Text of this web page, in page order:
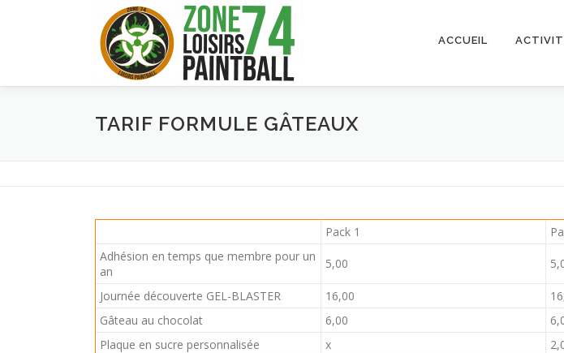
ACCUEIL
TARIF FORMULE GÂTEAUX
Pack 1
Adhésion en temps que membre pour un
an
5,00
Journée découverte GEL-BLASTER 16,00
Gâteau au chocolat
6,00
Plaque en sucre personnalisée
x